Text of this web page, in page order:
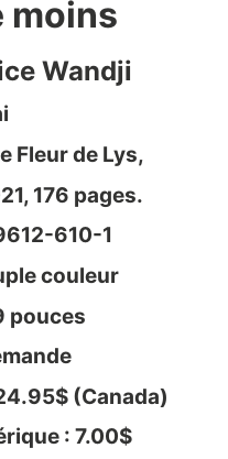
moins
Wandji
Fleur de Lys,
176 pages.
610-1
couleur
pouces
(Canada)
: 7.00$